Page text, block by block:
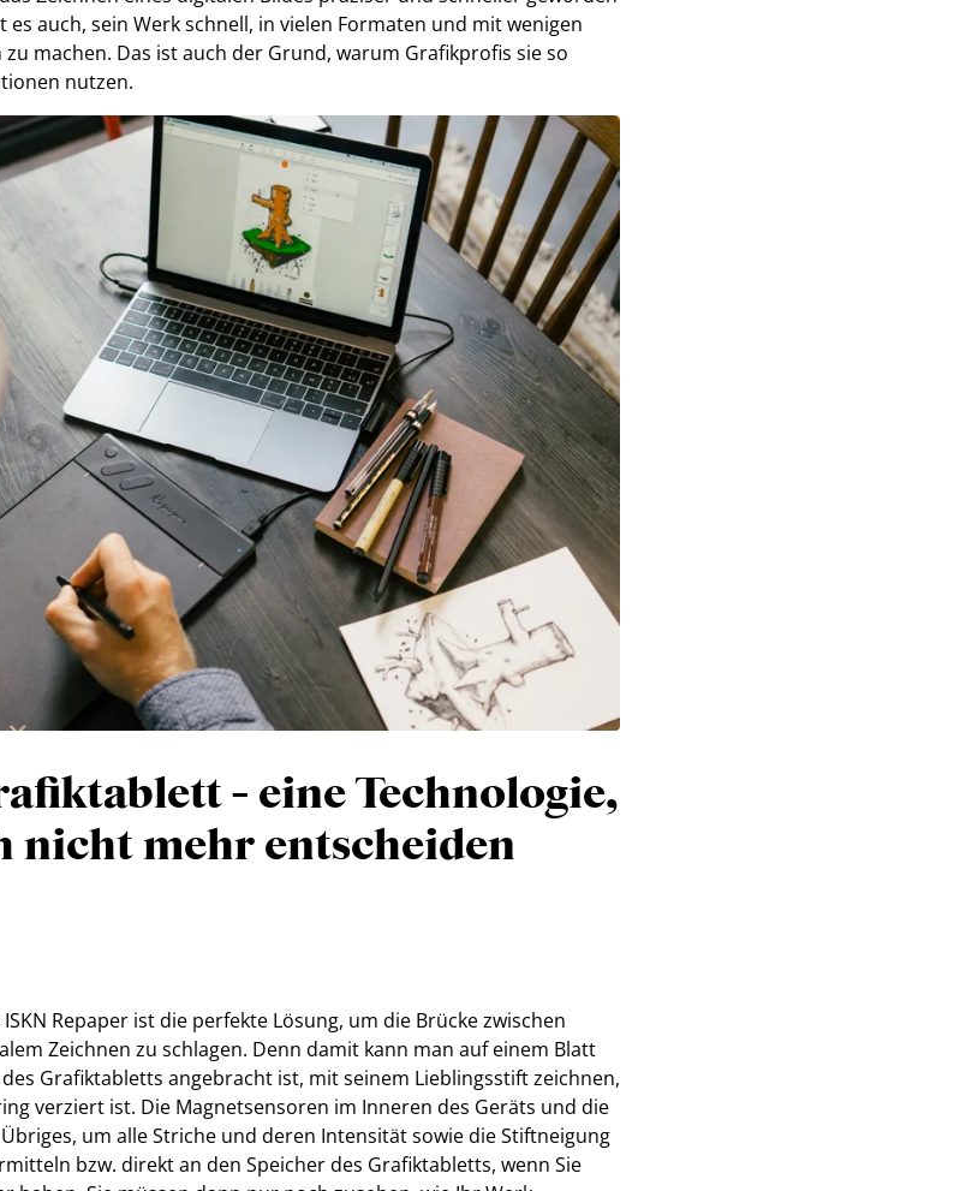
auch, sein Werk schnell, in vielen Formaten und mit wenigen
machen. Das ist auch der Grund, warum Grafikprofis sie so
nutzen.
- eine Technologie,
nicht mehr entscheiden
Repaper ist die perfekte Lösung, um die Brücke zwischen
Zeichnen zu schlagen. Denn damit kann man auf einem Blatt
Grafiktabletts angebracht ist, mit seinem Lieblingsstift zeichnen,
verziert ist. Die Magnetsensoren im Inneren des Geräts und die
um alle Striche und deren Intensität sowie die Stiftneigung
bzw. direkt an den Speicher des Grafiktabletts, wenn Sie